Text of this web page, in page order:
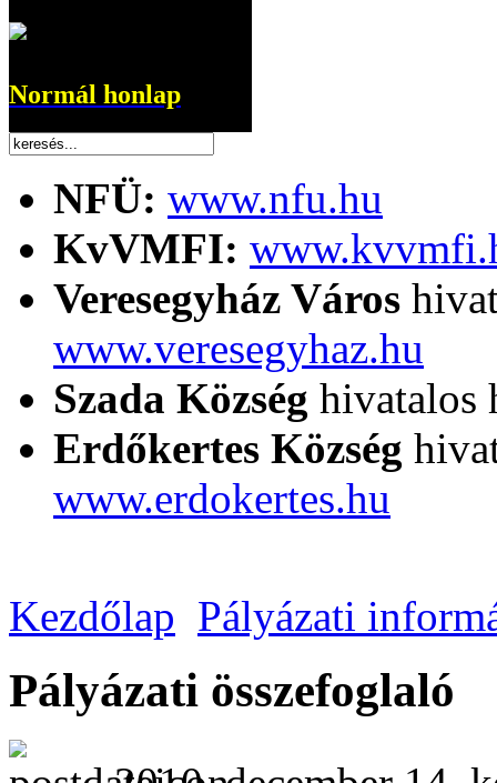
Normál honlap
NFÜ: www.nfu.hu
KvVMFI:
Veresegyház Város
www.veresegyhaz.hu
Szada Község hivatalos
Erdőkertes Község
www.erdokertes.hu
Kezdőlap Pályázati
Pályázati összefoglaló